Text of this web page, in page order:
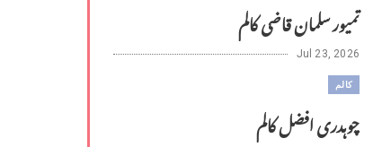
تمیور سلمان قاضی کالم
Jul 23, 2026
کالم
چوہدری افضل کالم